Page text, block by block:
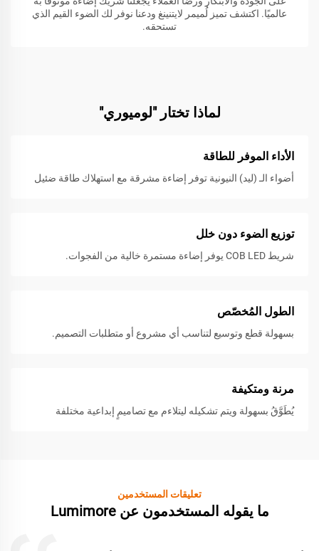
عالميًا. اكتشف تميز لُميمر لايتنينغ ودعنا نوفر لك الضوء القيم الذي
تستحقه.
لماذا تختار "لوميوري"
الأداء الموفر للطاقة
أضواء الـ (ليد) النيونية توفر إضاءة مشرقة مع استهلاك طاقة ضئيل
توزيع الضوء دون خلل
شريط COB LED يوفر إضاءة مستمرة خالية من الفجوات.
الطول المُخصّص
بسهولة قطع وتوسيع لتناسب أي مشروع أو متطلبات التصميم.
مرنة ومتكيفة
يُطَوَّقُ بسهولة ويتم تشكيله ليتلاءم مع تصاميمٍ إبداعية مختلفة
تعليقات المستخدمين
ما يقوله المستخدمون عن Lumimore